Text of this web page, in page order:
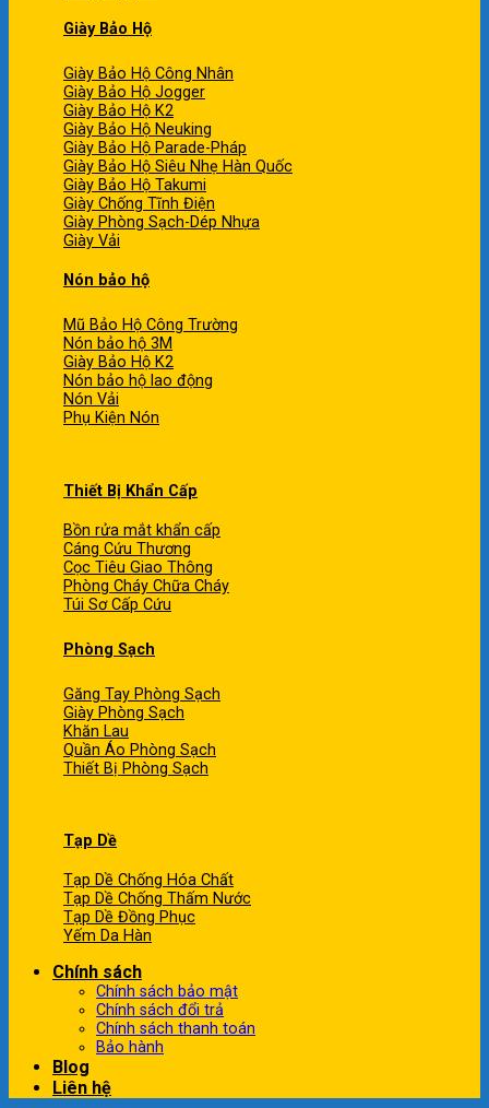
Giày Bảo Hộ
Giày Bảo Hộ Công Nhân
Giày Bảo Hộ Jogger
Giày Bảo Hộ K2
Giày Bảo Hộ Neuking
Giày Bảo Hộ Parade-Pháp
Giày Bảo Hộ Siêu Nhẹ Hàn Quốc
Giày Bảo Hộ Takumi
Giày Chống Tĩnh Điện
Giày Phòng Sạch-Dép Nhựa
Giày Vải
Nón bảo hộ
Mũ Bảo Hộ Công Trường
Nón bảo hộ 3M
Giày Bảo Hộ K2
Nón bảo hộ lao động
Nón Vải
Phụ Kiện Nón
Thiết Bị Khẩn Cấp
Bồn rửa mắt khẩn cấp
Cáng Cứu Thương
Cọc Tiêu Giao Thông
Phòng Cháy Chữa Cháy
Túi Sơ Cấp Cứu
Phòng Sạch
Găng Tay Phòng Sạch
Giày Phòng Sạch
Khăn Lau
Quần Áo Phòng Sạch
Thiết Bị Phòng Sạch
Tạp Dề
Tạp Dề Chống Hóa Chất
Tạp Dề Chống Thấm Nước
Tạp Dề Đồng Phục
Yếm Da Hàn
Chính sách
Chính sách bảo mật
Chính sách đổi trả
Chính sách thanh toán
Bảo hành
Blog
Liên hệ